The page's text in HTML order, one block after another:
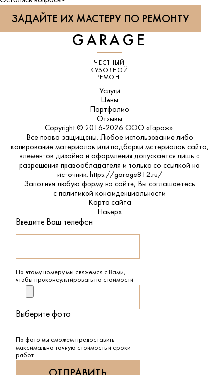
ЗАДАЙТЕ ИХ МАСТЕРУ ПО РЕМОНТУ
GARAGE
ЧЕСТНЫЙ
КУЗОВНОЙ
РЕМОНТ
Услуги
Цены
Портфолио
Отзывы
Copyright © 2016-2026 ООО «Гараж».
Все права защищены. Любое использование либо
копирование материалов или подборки материалов сайта,
элементов дизайна и оформления допускается лишь с
разрешения правообладателя и только со ссылкой на
источник: https://garage812.ru/
Заполняя любую форму на сайте, Вы соглашаетесь
с политикой конфиденциальности
Карта сайта
Наверх
Введите Ваш телефон
По этому номеру мы свяжемся с Вами,
чтобы проконсультировать по стоимости
Выберите фото
По фото мы сможем предоставить
максимально точную стоимость и сроки
работ